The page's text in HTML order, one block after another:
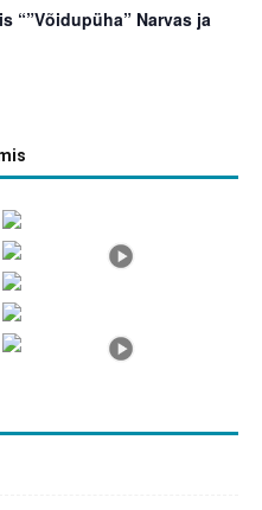
“”Võidupüha” Narvas ja